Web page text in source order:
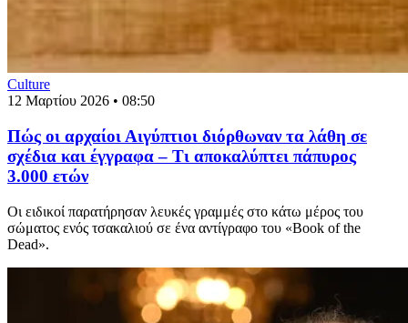
Culture
12 Μαρτίου 2026 • 08:50
Πώς οι αρχαίοι Αιγύπτιοι διόρθωναν τα λάθη σε
σχέδια και έγγραφα – Τι αποκαλύπτει πάπυρος
3.000 ετών
Οι ειδικοί παρατήρησαν λευκές γραμμές στο κάτω μέρος του
σώματος ενός τσακαλιού σε ένα αντίγραφο του «Book of the
Dead».